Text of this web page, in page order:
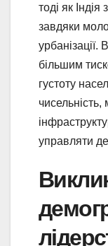
тоді як
завдяки
урбанізації.
більшим
густоту
управляти